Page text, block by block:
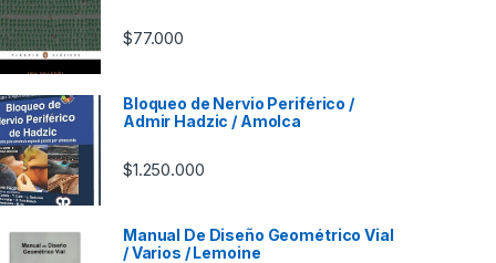
$77.000
Bloqueo de Nervio Periférico /
Admir Hadzic / Amolca
$1.250.000
Manual De Diseño Geométrico Vial
/ Varios / Lemoine